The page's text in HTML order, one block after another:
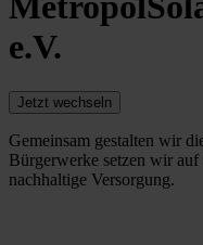
e.V.
Jetzt wechseln
Gemeinsam gestalten wir
Bürgerwerke setzen wir
nachhaltige Versorgung.